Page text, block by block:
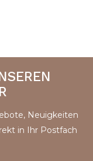
Neuigkeiten
in Ihr Postfach